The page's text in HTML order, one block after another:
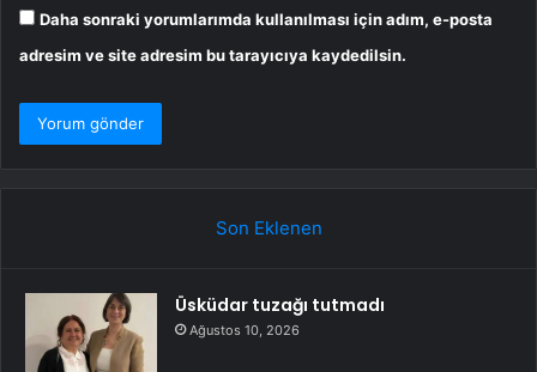
Daha sonraki yorumlarımda kullanılması için adım, e-posta
adresim ve site adresim bu tarayıcıya kaydedilsin.
Son Eklenen
Üsküdar tuzağı tutmadı
Ağustos 10, 2026